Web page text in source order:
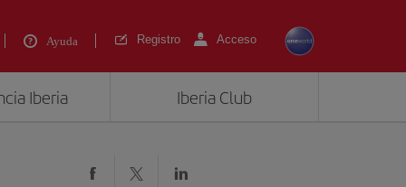
Ayuda Registro Acceso
Iberia Iberia Club